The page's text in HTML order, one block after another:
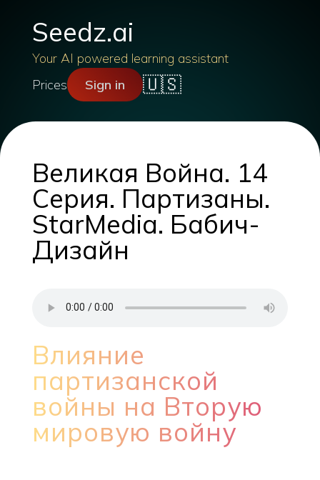
Seedz.ai
Your AI powered learning assistant
Prices
Sign in 🇺🇸
Великая Война. 14
Серия. Партизаны.
StarMedia. Бабич-
Дизайн
Влияние
партизанской
войны на Вторую
мировую войну